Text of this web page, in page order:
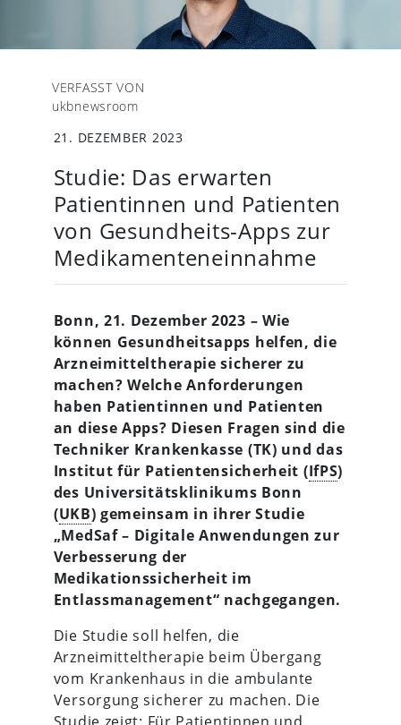
VERFASST VON
ukbnewsroom
21. DEZEMBER 2023
Studie: Das erwarten
Patientinnen und Patienten
von Gesundheits-Apps zur
Medikamenteneinnahme
Bonn, 21. Dezember 2023 – Wie
können Gesundheitsapps helfen, die
Arzneimitteltherapie sicherer zu
machen? Welche Anforderungen
haben Patientinnen und Patienten
an diese Apps? Diesen Fragen sind die
Techniker Krankenkasse (TK) und das
Institut für Patientensicherheit (IfPS)
des Universitätsklinikums Bonn
(UKB) gemeinsam in ihrer Studie
„MedSaf – Digitale Anwendungen zur
Verbesserung der
Medikationssicherheit im
Entlassmanagement“ nachgegangen.
Die Studie soll helfen, die
Arzneimitteltherapie beim Übergang
vom Krankenhaus in die ambulante
Versorgung sicherer zu machen. Die